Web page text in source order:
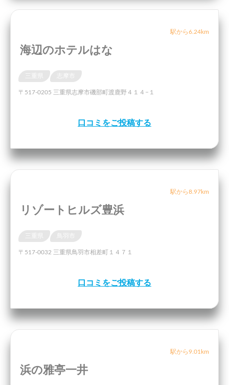
駅から6.24km
海辺のホテルはな
〒517-0205 三重県志摩市磯部町渡鹿野４１４−１
口コミをご投稿する
駅から8.97km
リゾートヒルズ豊浜
〒517-0032 三重県鳥羽市相差町１４７１
口コミをご投稿する
駅から9.01km
浜の雅亭一井